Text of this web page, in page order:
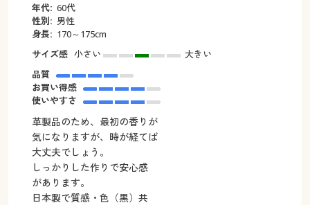
年代: 60代
性別: 男性
身長: 170～175cm
サイズ感 小さい
大きい
品質
お買い得感
使いやすさ
革製品のため、最初の香りが
気になりますが、時が経てば
大丈夫でしょう。
しっかりした作りで安心感
があります。
日本製で質感・色（黒）共